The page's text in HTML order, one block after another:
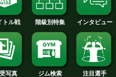
り エストラーダの次
日
ル戦トップに戻る